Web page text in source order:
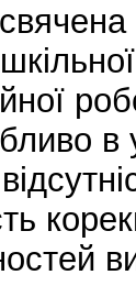
в